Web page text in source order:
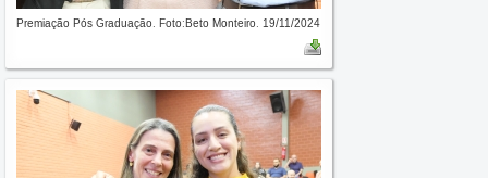
Premiação Pós Graduação. Foto:Beto Monteiro. 19/11/2024